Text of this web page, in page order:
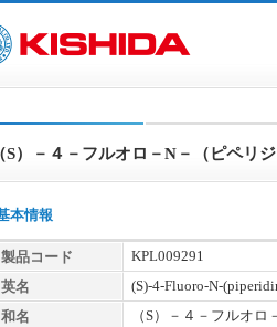
（S）－４－フルオロ－N－（ピペリ
本情報
製品コード
KPL009291
英名
(S)-4-Fluoro-N-
和名
（S）－４－フルオ